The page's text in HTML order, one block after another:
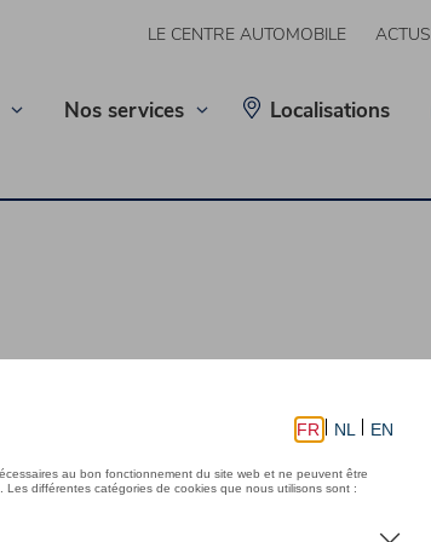
LE CENTRE AUTOMOBILE ACTUS
Nos services Localisations